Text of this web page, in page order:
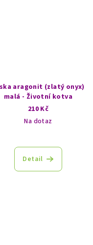
aragonit (zlatý onyx)
malá - Životní kotva
210 Kč
Na dotaz
Detail